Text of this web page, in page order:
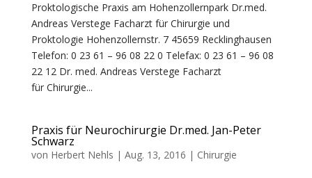
Proktologische Praxis am Hohenzollernpark Dr.med.
Andreas Verstege Facharzt für Chirurgie und
Proktologie Hohenzollernstr. 7 45659 Recklinghausen
Telefon: 0 23 61 – 96 08 22 0 Telefax: 0 23 61 – 96 08
22 12 Dr. med. Andreas Verstege Facharzt
für Chirurgie...
Praxis für Neurochirurgie Dr.med. Jan-Peter
Schwarz
von Herbert Nehls | Aug. 13, 2016 | Chirurgie